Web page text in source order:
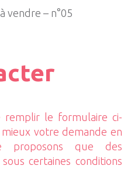
vendre – n°05
remplir le formulaire ci-
votre demande en
proposons que des
certaines conditions